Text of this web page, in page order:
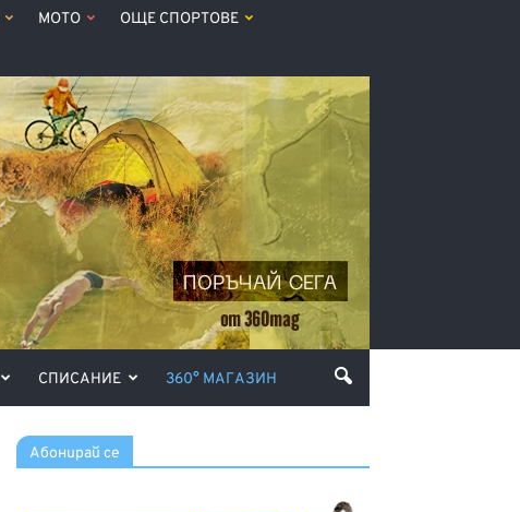
МОТО ОЩЕ СПОРТОВЕ
СПИСАНИЕ 360° МАГАЗИН
Абонирай се